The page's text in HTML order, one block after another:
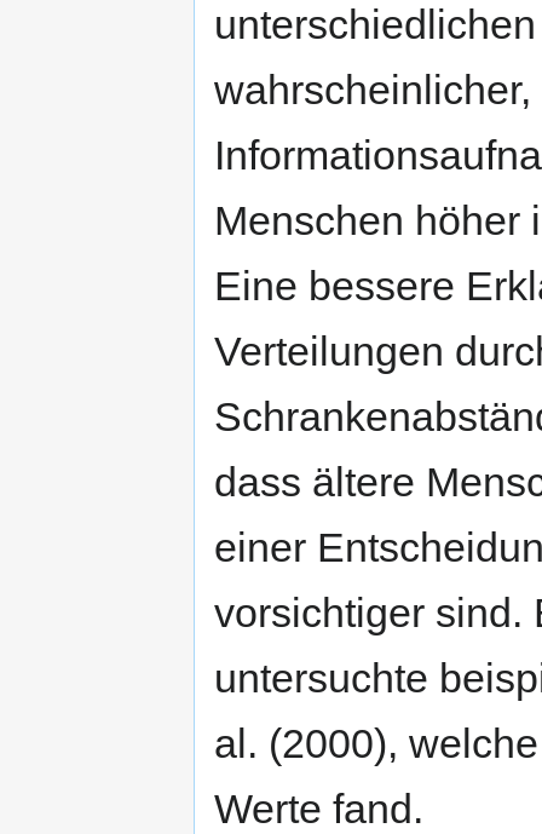
Menschen höher
Eine bessere
Verteilungen
dass ältere
einer
vorsichtiger sind.
untersuchte
al. (2000),
Werte fand.